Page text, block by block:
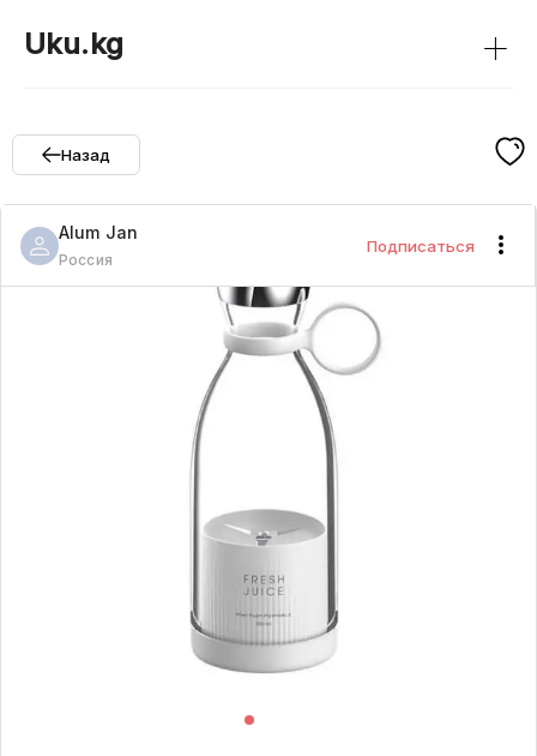
Uku.kg +
Назад
Alum Jan
Россия
Подписаться